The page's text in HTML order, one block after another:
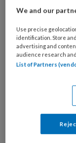
Wil
Maak
We and our
Use precise
identification. Store
advertising and
audience research
List of Partners